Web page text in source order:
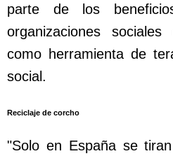
parte de los
organizaciones
como herramienta de
social.
Reciclaje de corcho
"Solo en España se